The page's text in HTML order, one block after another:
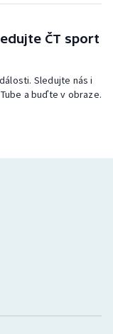
ČT sport
Sledujte nás i
a buďte v obraze.